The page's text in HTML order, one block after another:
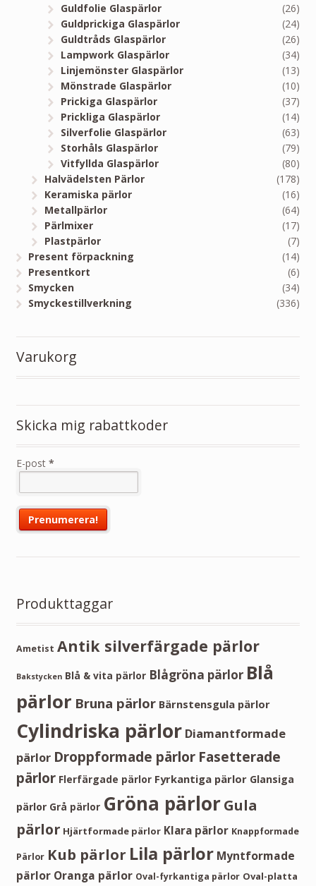
Guldfolie Glaspärlor
(26)
Guldprickiga Glaspärlor
(24)
Guldtråds Glaspärlor
(26)
Lampwork Glaspärlor
(34)
Linjemönster Glaspärlor
(13)
Mönstrade Glaspärlor
(10)
Prickiga Glaspärlor
(37)
Prickliga Glaspärlor
(14)
Silverfolie Glaspärlor
(63)
Storhåls Glaspärlor
(79)
Vitfyllda Glaspärlor
(80)
Halvädelsten Pärlor
(178)
Keramiska pärlor
(16)
Metallpärlor
(64)
Pärlmixer
(17)
Plastpärlor
(7)
Present förpackning
(14)
Presentkort
(6)
Smycken
(34)
Smyckestillverkning
(336)
Varukorg
Skicka mig rabattkoder
E-post *
Produkttaggar
Ametist Antik silverfärgade pärlor
Bakstycken Blå & vita pärlor Blågröna pärlor Blå
pärlor Bruna pärlor Bärnstensgula pärlor
Cylindriska pärlor Diamantformade
pärlor Droppformade pärlor Fasetterade
pärlor Flerfärgade pärlor Fyrkantiga pärlor Glansiga
pärlor Grå pärlor Gröna pärlorGula
pärlor Hjärtformade pärlor Klara pärlor Knappformade
Pärlor Kub pärlor Lila pärlor Myntformade
pärlor Oranga pärlor Oval-fyrkantiga pärlor Oval-platta